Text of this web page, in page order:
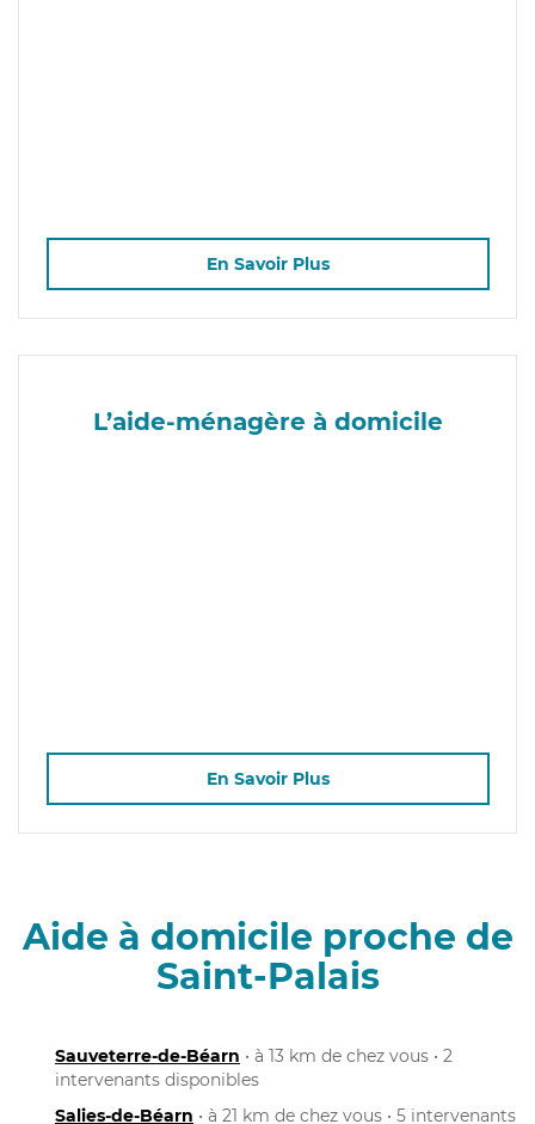
En Savoir Plus
L’aide-ménagère à domicile
En Savoir Plus
Aide à domicile proche de
Saint-Palais
Sauveterre-de-Béarn • à 13 km de chez vous • 2
intervenants disponibles
Salies-de-Béarn • à 21 km de chez vous • 5 intervenants